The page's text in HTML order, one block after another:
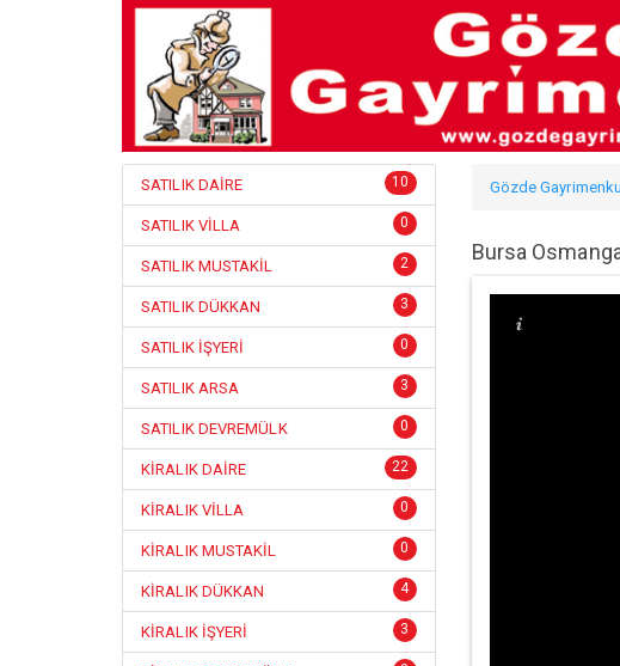
10
SATILIK DAİRE
0
SATILIK VİLLA
2
SATILIK MUSTAKİL
3
SATILIK DÜKKAN
0
SATILIK İŞYERİ
3
SATILIK ARSA
0
SATILIK DEVREMÜLK
22
KİRALIK DAİRE
0
KİRALIK VİLLA
0
KİRALIK MUSTAKİL
4
KİRALIK DÜKKAN
3
KİRALIK İŞYERİ
Gözde
Bursa